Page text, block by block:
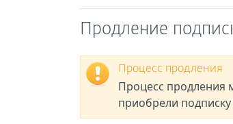
Продление
Процесс продления
Процесс продления
приобрели подписку